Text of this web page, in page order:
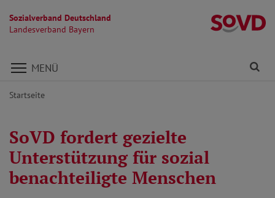
Sozialverband Deutschland
Landesverband Bayern
Direkt zu den Inhalten springen
MENÜ
Startseite
SoVD fordert gezielte
Unterstützung für sozial
benachteiligte Menschen